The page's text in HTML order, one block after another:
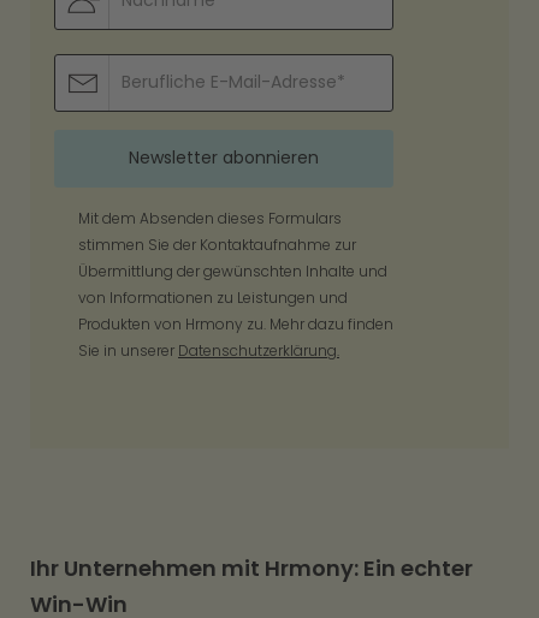
Mit dem Absenden dieses Formulars
stimmen Sie der Kontaktaufnahme zur
Übermittlung der gewünschten Inhalte und
von Informationen zu Leistungen und
Produkten von Hrmony zu. Mehr dazu finden
Sie in unserer Datenschutzerklärung.
Ihr Unternehmen mit Hrmony: Ein echter
Win-Win